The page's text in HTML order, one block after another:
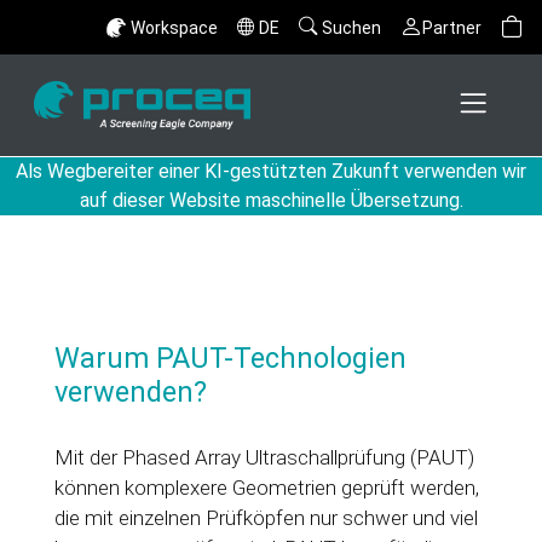
Workspace DE Suchen Partner
Als Wegbereiter einer KI-gestützten Zukunft verwenden wir
auf dieser Website maschinelle Übersetzung.
Warum PAUT-Technologien
verwenden?
Mit der Phased Array Ultraschallprüfung (PAUT)
können komplexere Geometrien geprüft werden,
die mit einzelnen Prüfköpfen nur schwer und viel